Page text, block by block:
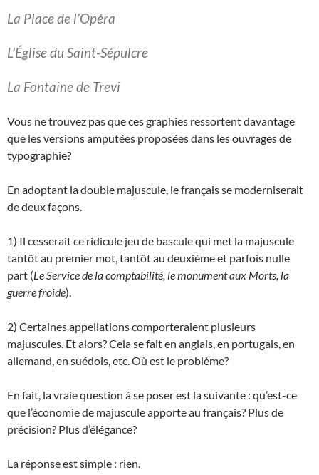
La Place de l’Opéra
L’Église du Saint-Sépulcre
La Fontaine de Trevi
Vous ne trouvez pas que ces graphies ressortent davantage
que les versions amputées proposées dans les ouvrages de
typographie?
En adoptant la double majuscule, le français se moderniserait
de deux façons.
1) Il cesserait ce ridicule jeu de bascule qui met la majuscule
tantôt au premier mot, tantôt au deuxième et parfois nulle
part (Le Service de la comptabilité, le monument aux Morts, la
guerre froide).
2) Certaines appellations comporteraient plusieurs
majuscules. Et alors? Cela se fait en anglais, en portugais, en
allemand, en suédois, etc. Où est le problème?
En fait, la vraie question à se poser est la suivante : qu’est-ce
que l’économie de majuscule apporte au français? Plus de
précision? Plus d’élégance?
La réponse est simple : rien.